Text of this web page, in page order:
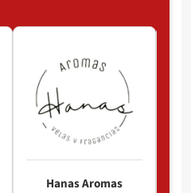
Hanas Aromas